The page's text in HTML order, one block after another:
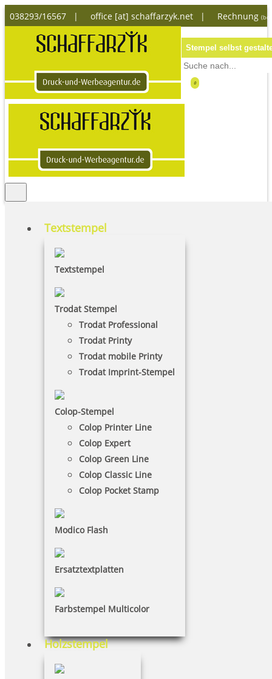
038293/16567 | office [at] schaffarzyk.net | Rechnung
Stempel selbst
0
Textstempel
Textstempel
Trodat Stempel
Trodat Professional
Trodat Printy
Trodat mobile Printy
Trodat Imprint-Stempel
Colop-Stempel
Colop Printer Line
Colop Expert
Colop Green Line
Colop Classic Line
Colop Pocket Stamp
Modico Flash
Ersatztextplatten
Farbstempel Multicolor
Holzstempel
Warenkorb
Ihr Warenkorb ist leer.
Zusammenfassung
Zwischensumme
Versandkosten
inkl. 19 % Mwst.
Gesamtsumme
weiter einkaufen
Ihr Warenkorb ist leer.
Das könnte Sie interessieren